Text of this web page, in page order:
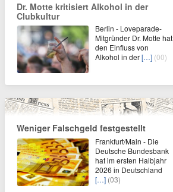
Dr. Motte kritisiert Alkohol in der
Clubkultur
Berlin - Loveparade-
Mitgründer Dr. Motte hat
den Einfluss von
Alkohol in der[…] (00)
Weniger Falschgeld festgestellt
Frankfurt/Main - Die
Deutsche Bundesbank
hat im ersten Halbjahr
2026 in Deutschland
[…] (03)